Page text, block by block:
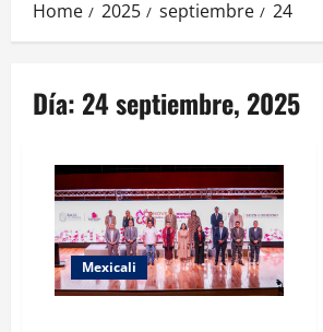
Home 2025 septiembre 24
Día: 24 septiembre, 2025
Mexicali